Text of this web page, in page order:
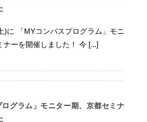
)に 「MYコンパスプログラム」モニ
ナーを開催しました！ 今 [...]
ログラム」モニター期、京都セミナ